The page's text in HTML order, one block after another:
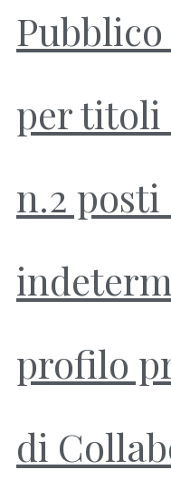
per titoli
n.2 posti
profilo
di